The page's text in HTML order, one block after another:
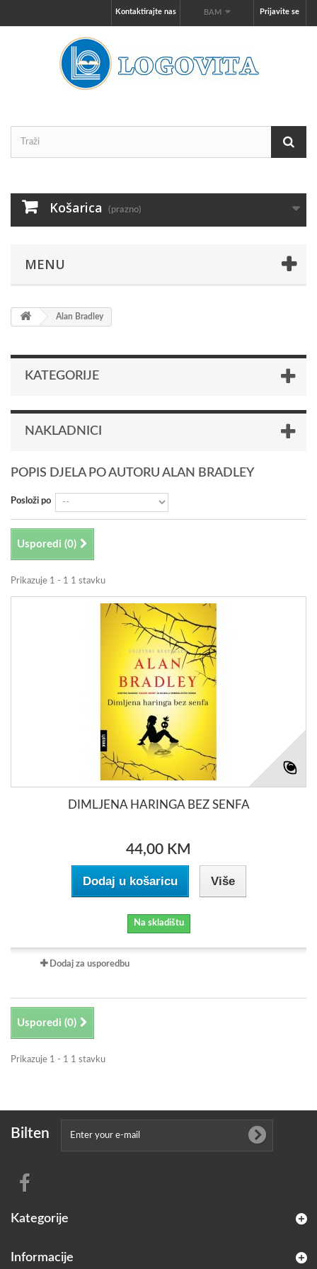
Prijavite se
BAM
Kontaktirajte nas
Košarica (prazno)
MENU
Alan Bradley
KATEGORIJE
NAKLADNICI
POPIS DJELA PO AUTORU ALAN BRADLEY
Posloži po
Usporedi (0)
Prikazuje 1 - 1 1 stavku
DIMLJENA HARINGA BEZ SENFA
44,00 KM
Dodaj u košaricu Više
Na skladištu
Dodaj za usporedbu
Usporedi (0)
Prikazuje 1 - 1 1 stavku
Bilten
Kategorije
Informacije